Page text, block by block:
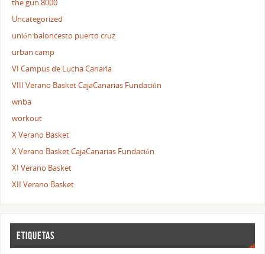
the gun 8000
Uncategorized
unión baloncesto puerto cruz
urban camp
VI Campus de Lucha Canaria
VIII Verano Basket CajaCanarias Fundación
wnba
workout
X Verano Basket
X Verano Basket CajaCanarias Fundación
XI Verano Basket
XII Verano Basket
ETIQUETAS